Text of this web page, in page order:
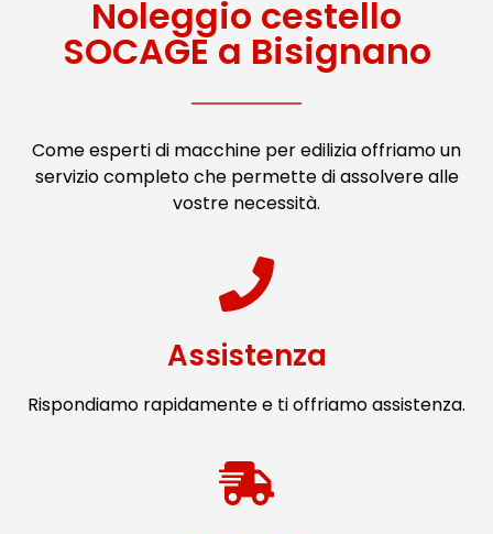
Noleggio cestello
SOCAGE a Bisignano
Come esperti di macchine per edilizia offriamo un
servizio completo che permette di assolvere alle
vostre necessità.
Assistenza
Rispondiamo rapidamente e ti offriamo assistenza.